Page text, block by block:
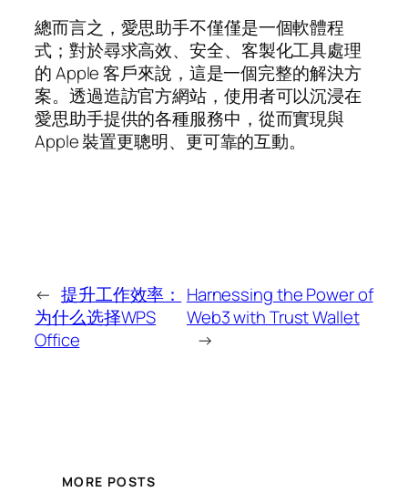
總而言之，愛思助手不僅僅是一個軟體程
式；對於尋求高效、安全、客製化工具處理
的 Apple 客戶來說，這是一個完整的解決方
案。透過造訪官方網站，使用者可以沉浸在
愛思助手提供的各種服務中，從而實現與
Apple 裝置更聰明、更可靠的互動。
← 提升工作效率：
为什么选择WPS
Office
Harnessing the Power of
Web3 with Trust Wallet
→
MORE POSTS